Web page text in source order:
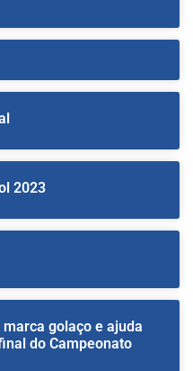
2023
golaço e ajuda
do Campeonato